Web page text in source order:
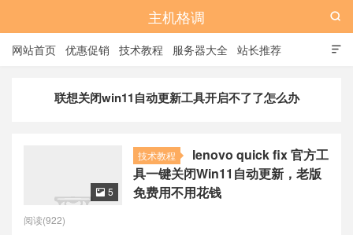
主机格调

网站首页 优惠促销 技术教程 服务器大全 站长推荐

联想关闭win11自动更新工具开启不了了怎么办
技术教程
lenovo quick fix 官方工
具一键关闭Win11自动更新，老版
免费用不用花钱
 5
阅读(922)